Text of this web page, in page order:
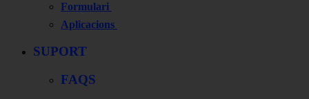
Formulari
Aplicacions
SUPORT
FAQS